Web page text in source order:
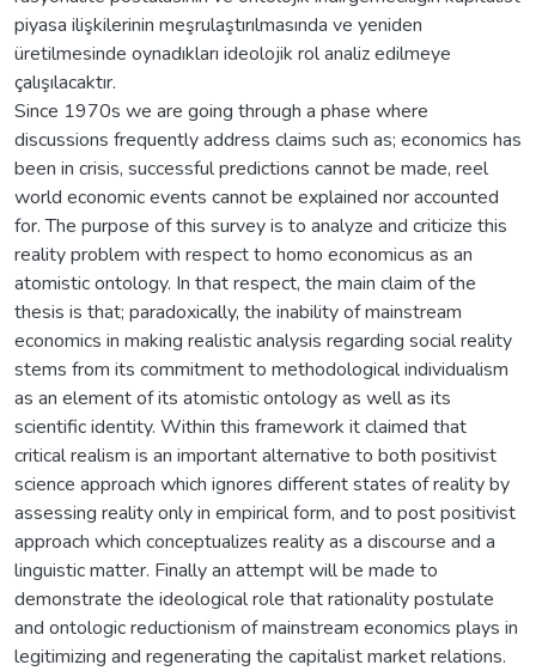
piyasa ilişkilerinin meşrulaştırılmasında ve yeniden
üretilmesinde oynadıkları ideolojik rol analiz edilmeye
çalışılacaktır.
Since 1970s we are going through a phase where
discussions frequently address claims such as; economics has
been in crisis, successful predictions cannot be made, reel
world economic events cannot be explained nor accounted
for. The purpose of this survey is to analyze and criticize this
reality problem with respect to homo economicus as an
atomistic ontology. In that respect, the main claim of the
thesis is that; paradoxically, the inability of mainstream
economics in making realistic analysis regarding social reality
stems from its commitment to methodological individualism
as an element of its atomistic ontology as well as its
scientific identity. Within this framework it claimed that
critical realism is an important alternative to both positivist
science approach which ignores different states of reality by
assessing reality only in empirical form, and to post positivist
approach which conceptualizes reality as a discourse and a
linguistic matter. Finally an attempt will be made to
demonstrate the ideological role that rationality postulate
and ontologic reductionism of mainstream economics plays in
legitimizing and regenerating the capitalist market relations.